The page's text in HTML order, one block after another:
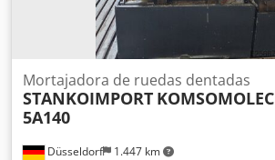
Düsseldorf 1.447 km
Mortajadora de ruedas dentadas
STANKOIMPORT KOMSOMOLEC
5A140